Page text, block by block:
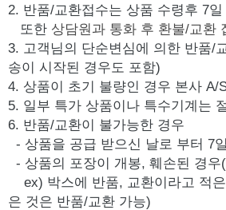
2. 반품/교환접수는 상품 수령후 7
또한 상담원과 통화 후 환불/교환
3. 고객님의 단순변심에 의한 반품/
송이 시작된 경우도 포함)
4. 상품이 초기 불량인 경우 본사
5. 일부 특가 상품이나 특수기계는
6. 반품/교환이 불가능한 경우
- 상품을 공급 받으신 날로 부터 7
- 상품의 포장이 개봉, 훼손된 경
ex) 박스에 반품, 교환이라고 적
은 것은 반품/교환 가능)